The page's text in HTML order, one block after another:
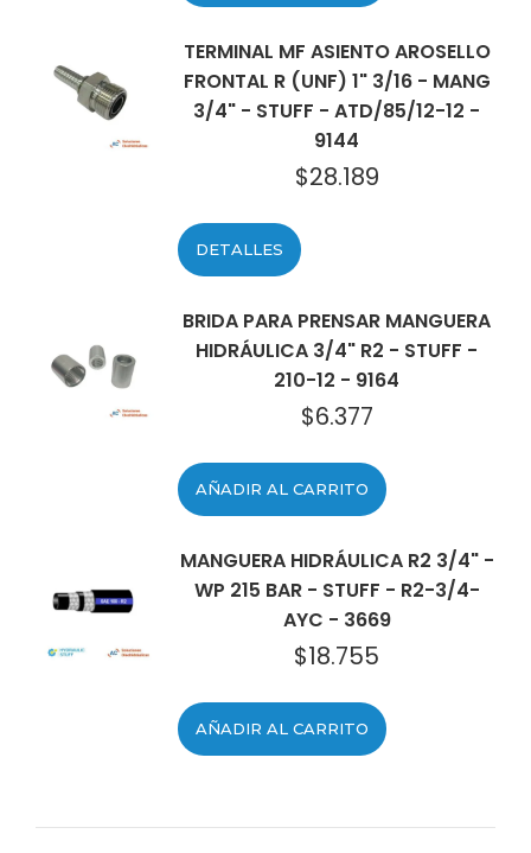
TERMINAL MF ASIENTO AROSELLO
FRONTAL R (UNF) 1" 3/16 - MANG
3/4" - STUFF - ATD/85/12-12 -
9144
$28.189
DETALLES
BRIDA PARA PRENSAR MANGUERA
HIDRÁULICA 3/4" R2 - STUFF -
210-12 - 9164
$6.377
AÑADIR AL CARRITO
MANGUERA HIDRÁULICA R2 3/4" -
WP 215 BAR - STUFF - R2-3/4-
AYC - 3669
$18.755
AÑADIR AL CARRITO